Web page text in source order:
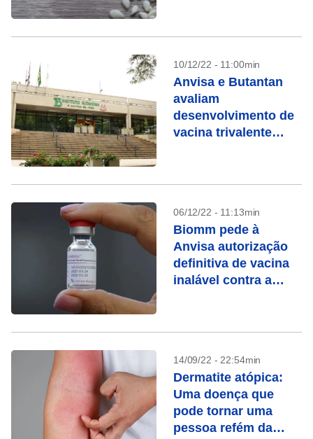
10/12/22 - 11:00min
Anvisa e Butantan
avaliam
desenvolvimento de
vacina trivalente
06/12/22 - 11:13min
Biomm pede à
Anvisa autorização
definitiva de vacina
inalável contra a
14/09/22 - 22:54min
Dermatite atópica:
Uma doença que
pode tornar uma
pessoa refém da